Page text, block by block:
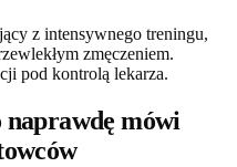
z intensywnego treningu,
zmęczeniem.
pod kontrolą lekarza.
mówi